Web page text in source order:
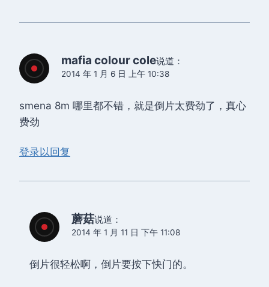
mafia colour cole说道：
2014 年 1 月 6 日 上午 10:38
smena 8m 哪里都不错，就是倒片太费劲了，真心
费劲
登录以回复
蘑菇说道：
2014 年 1 月 11 日 下午 11:08
倒片很轻松啊，倒片要按下快门的。